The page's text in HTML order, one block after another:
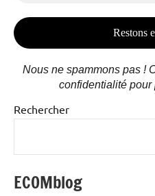
Nous ne spammons pas !
confidentialité pour
Rechercher
ECOMblog